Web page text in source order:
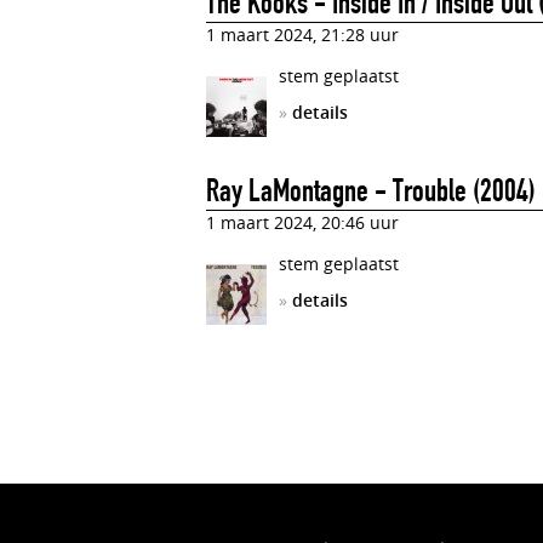
1 maart 2024, 21:28 uur
stem geplaatst
» details
Ray LaMontagne - Trouble (2004)
1 maart 2024, 20:46 uur
stem geplaatst
» details